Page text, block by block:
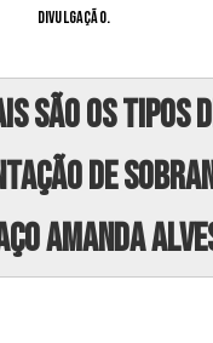
divulgação.
são os tipos
de
Amanda